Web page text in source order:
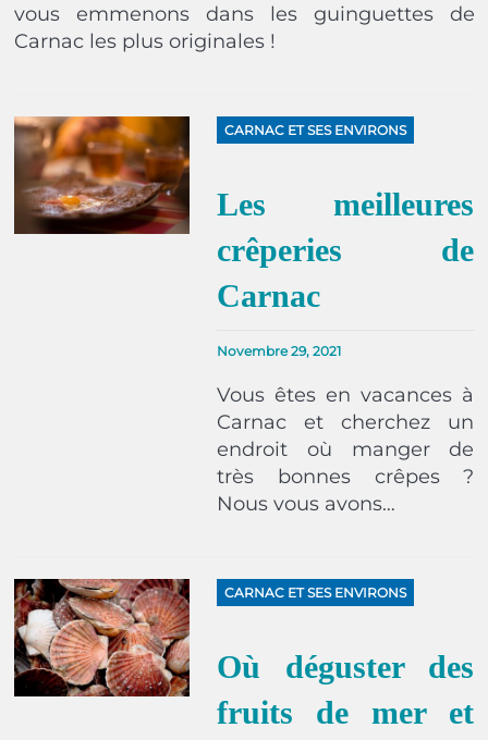
vous emmenons dans les guinguettes de
Carnac les plus originales !
CARNAC ET SES ENVIRONS
Les meilleures
crêperies de
Carnac
Novembre 29, 2021
Vous êtes en vacances à
Carnac et cherchez un
endroit où manger de
très bonnes crêpes ?
Nous vous avons…
CARNAC ET SES ENVIRONS
Où déguster des
fruits de mer et